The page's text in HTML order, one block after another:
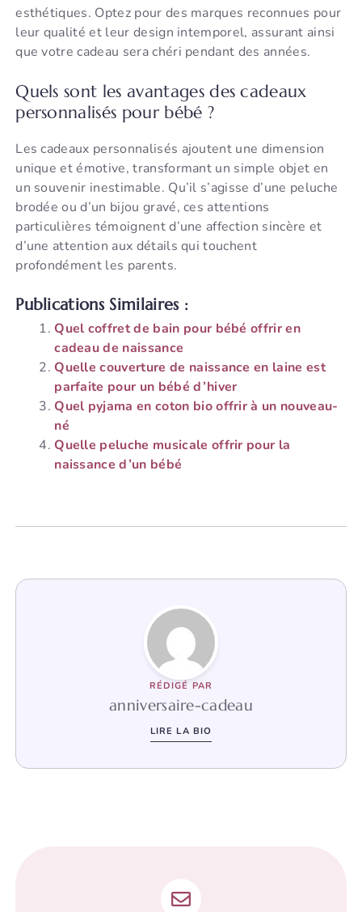
esthétiques. Optez pour des marques reconnues pour
leur qualité et leur design intemporel, assurant ainsi
que votre cadeau sera chéri pendant des années.
Quels sont les avantages des cadeaux
personnalisés pour bébé ?
Les cadeaux personnalisés ajoutent une dimension
unique et émotive, transformant un simple objet en
un souvenir inestimable. Qu’il s’agisse d’une peluche
brodée ou d’un bijou gravé, ces attentions
particulières témoignent d’une affection sincère et
d’une attention aux détails qui touchent
profondément les parents.
Publications Similaires :
Quel coffret de bain pour bébé offrir en
cadeau de naissance
Quelle couverture de naissance en laine est
parfaite pour un bébé d’hiver
Quel pyjama en coton bio offrir à un nouveau-
né
Quelle peluche musicale offrir pour la
naissance d’un bébé
RÉDIGÉ PAR
anniversaire-cadeau
LIRE LA BIO